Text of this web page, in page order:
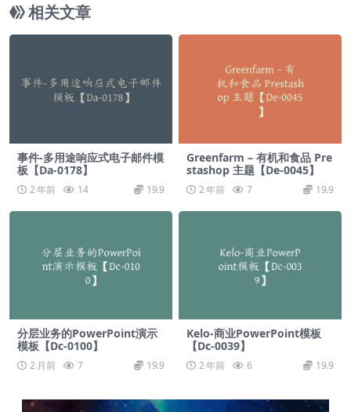
相关文章
事件-多用途响应式电子邮件模
板【Da-0178】
2 年前 14 19.9
Greenfarm – 有机和食品 Pre
stashop 主题【De-0045】
2 年前 7 19.9
分层业务的PowerPoint演示
模板【Dc-0100】
2 月前 7 19.9
Kelo-商业PowerPoint模板
【Dc-0039】
2 年前 6 19.9